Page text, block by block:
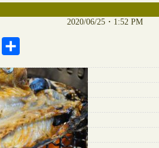
2020/06/25・1:52 PM
Line